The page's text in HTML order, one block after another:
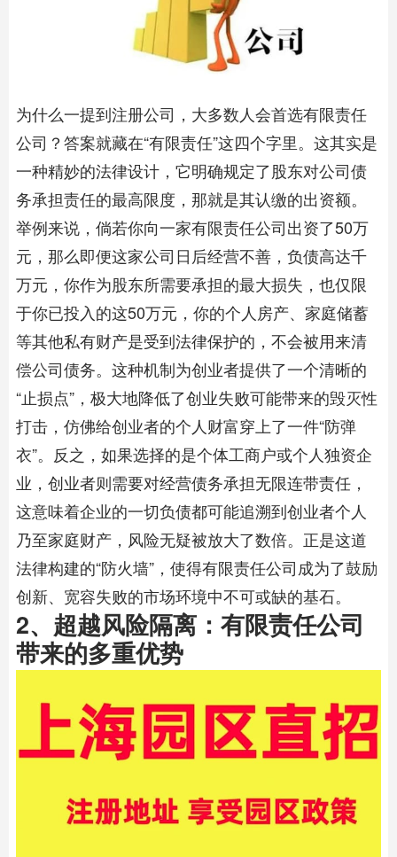
为什么一提到注册公司，大多数人会首选有限责任
公司？答案就藏在“有限责任”这四个字里。这其实是
一种精妙的法律设计，它明确规定了股东对公司债
务承担责任的最高限度，那就是其认缴的出资额。
举例来说，倘若你向一家有限责任公司出资了50万
元，那么即便这家公司日后经营不善，负债高达千
万元，你作为股东所需要承担的最大损失，也仅限
于你已投入的这50万元，你的个人房产、家庭储蓄
等其他私有财产是受到法律保护的，不会被用来清
偿公司债务。这种机制为创业者提供了一个清晰的
“止损点”，极大地降低了创业失败可能带来的毁灭性
打击，仿佛给创业者的个人财富穿上了一件“防弹
衣”。反之，如果选择的是个体工商户或个人独资企
业，创业者则需要对经营债务承担无限连带责任，
这意味着企业的一切负债都可能追溯到创业者个人
乃至家庭财产，风险无疑被放大了数倍。正是这道
法律构建的“防火墙”，使得有限责任公司成为了鼓励
创新、宽容失败的市场环境中不可或缺的基石。
2、超越风险隔离：有限责任公司
带来的多重优势